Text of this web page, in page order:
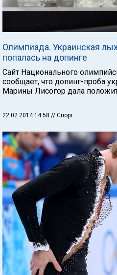
Олимпиада. Украинская
попалась на допинге
Сайт Национального
сообщает, что допинг-проба
Марины Лисогор дала
22.02.2014 14:58 // Спорт